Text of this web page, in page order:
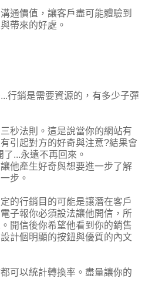
通價值，讓客戶盡可能體驗到
帶來的好處。
行銷是需要資源的，有多少子彈
秒法則。這是說當你的網站有
引起對方的好奇與注意?結果會
...永遠不再回來。
他產生好奇與想要進一步了解
步。
的行銷目的可能是讓潛在客戶
子報你必須設法讓他開信，所
開信後你希望他看到你的銷售
計個明顯的按鈕與優質的內文
可以統計轉換率。盡量讓你的